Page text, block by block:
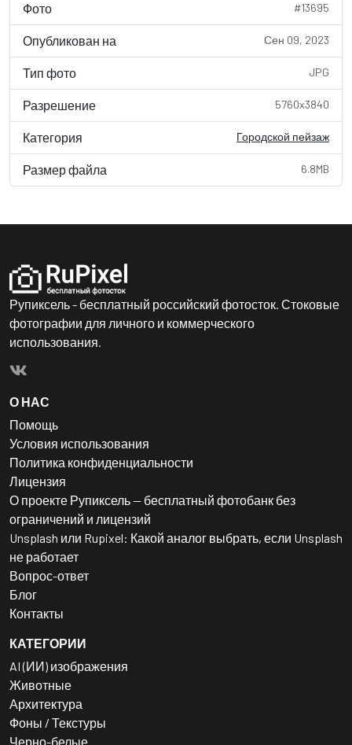
Фото #13695
Опубликован на Сен 09, 2023
Тип фото JPG
Разрешение 5760x3840
Категория Городской пейзаж
Размер файла 6.8MB
Рупиксель - бесплатный российский фотосток. Стоковые
фотографии для личного и коммерческого
использования.
О НАС
Помощь
Условия использования
Политика конфиденциальности
Лицензия
О проекте Рупиксель — бесплатный фотобанк без
ограничений и лицензий
Unsplash или Rupixel: Какой аналог выбрать, если Unsplash
не работает
Вопрос-ответ
Блог
Контакты
КАТЕГОРИИ
AI (ИИ) изображения
Животные
Архитектура
Фоны / Текстуры
Черно-белые